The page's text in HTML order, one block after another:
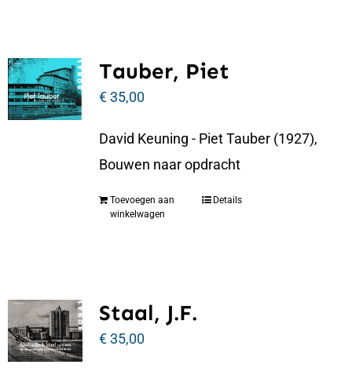
Tauber, Piet
€35,00
David Keuning - Piet Tauber (1927),
Bouwen naar opdracht
Toevoegen aan
winkelwagen
Details
Staal, J.F.
€35,00